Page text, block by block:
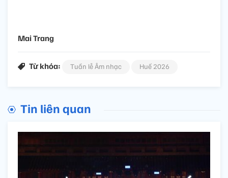
Mai Trang
Từ khóa: Tuần lễ Âm nhạc Huế 2026
Tin liên quan